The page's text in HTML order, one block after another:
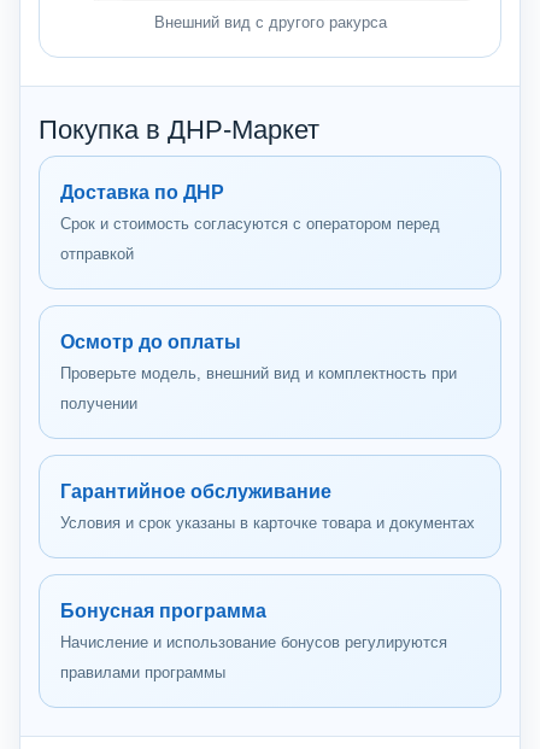
Внешний вид с другого ракурса
Покупка в ДНР-Маркет
Доставка по ДНР
Срок и стоимость согласуются с оператором перед
отправкой
Осмотр до оплаты
Проверьте модель, внешний вид и комплектность при
получении
Гарантийное обслуживание
Условия и срок указаны в карточке товара и документах
Бонусная программа
Начисление и использование бонусов регулируются
правилами программы